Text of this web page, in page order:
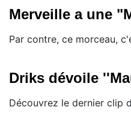
Merveille a une
Par contre, ce morceau,
Driks dévoile
Découvrez le dernier clip